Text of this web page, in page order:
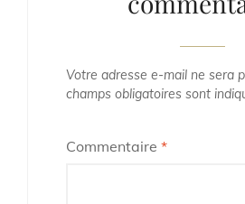
Votre adresse e-mail ne sera
champs obligatoires sont
Commentaire *